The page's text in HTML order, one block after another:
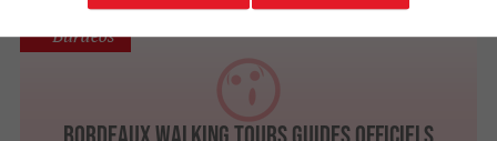
Bordeaux Walking Tours GUIDES OFFICIELS
Burdeos